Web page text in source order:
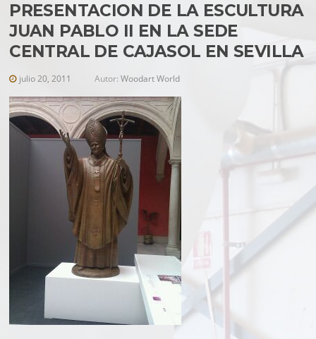
PRESENTACION DE LA ESCULTURA
JUAN PABLO II EN LA SEDE
CENTRAL DE CAJASOL EN SEVILLA
julio 20, 2011 Autor:Woodart World